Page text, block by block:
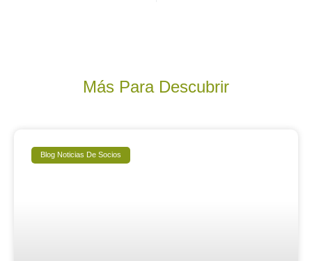
Más Para Descubrir
Blog Noticias De Socios